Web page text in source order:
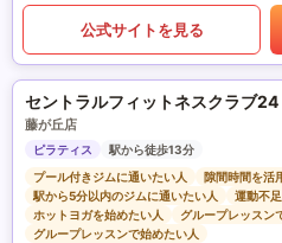
公式サイトを見る
セントラルフィットネスクラブ24
藤が丘店
ピラティス
駅から徒歩13分
プール付きジムに通いたい人
隙間時間を活
駅から5分以内のジムに通いたい人
運動不
ホットヨガを始めたい人
グループレッスン
グループレッスンで始めたい人